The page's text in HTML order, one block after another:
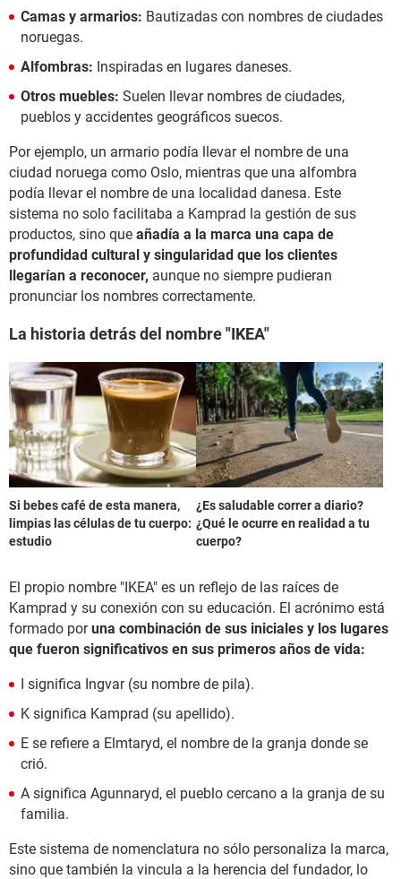
Camas y armarios: Bautizadas con nombres de ciudades
noruegas.
Alfombras: Inspiradas en lugares daneses.
Otros muebles: Suelen llevar nombres de ciudades,
pueblos y accidentes geográficos suecos.
Por ejemplo, un armario podía llevar el nombre de una
ciudad noruega como Oslo, mientras que una alfombra
podía llevar el nombre de una localidad danesa. Este
sistema no solo facilitaba a Kamprad la gestión de sus
productos, sino que añadía a la marca una capa de
profundidad cultural y singularidad que los clientes
llegarían a reconocer, aunque no siempre pudieran
pronunciar los nombres correctamente.
La historia detrás del nombre "IKEA"
Si bebes café de esta manera,
limpias las células de tu cuerpo:
estudio
¿Es saludable correr a diario?
¿Qué le ocurre en realidad a tu
cuerpo?
El propio nombre "IKEA" es un reflejo de las raíces de
Kamprad y su conexión con su educación. El acrónimo está
formado poruna combinación de sus iniciales y los lugares
que fueron significativos en sus primeros años de vida:
I significa Ingvar (su nombre de pila).
K significa Kamprad (su apellido).
E se refiere a Elmtaryd, el nombre de la granja donde se
crió.
A significa Agunnaryd, el pueblo cercano a la granja de su
familia.
Este sistema de nomenclatura no sólo personaliza la marca,
sino que también la vincula a la herencia del fundador, lo